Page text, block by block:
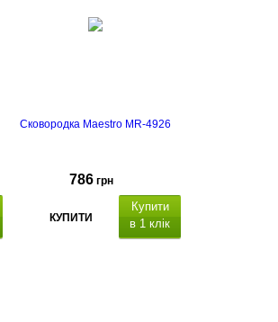
Сковородка Maestro MR-4926
786 грн
КУПИТИ
Купити
в 1 клік